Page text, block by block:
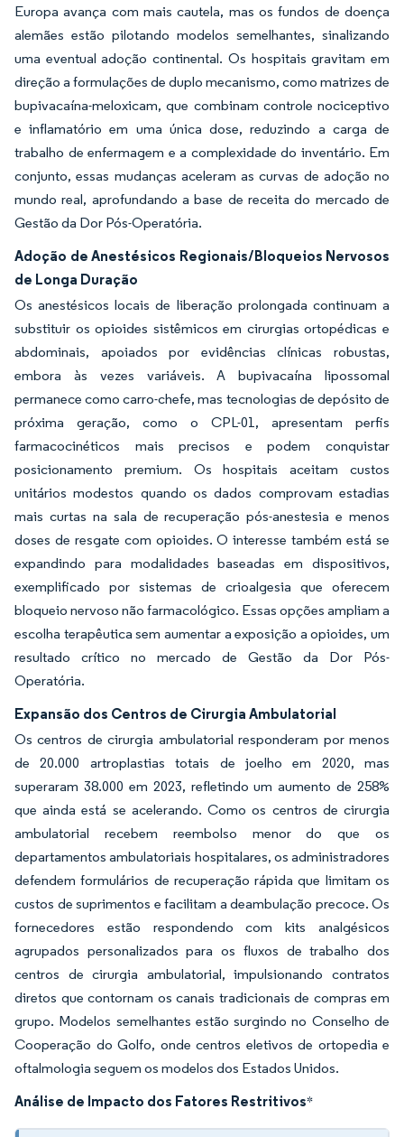
Europa avança com mais cautela, mas os fundos de doença
alemães estão pilotando modelos semelhantes, sinalizando
uma eventual adoção continental. Os hospitais gravitam em
direção a formulações de duplo mecanismo, como matrizes de
bupivacaína-meloxicam, que combinam controle nociceptivo
e inflamatório em uma única dose, reduzindo a carga de
trabalho de enfermagem e a complexidade do inventário. Em
conjunto, essas mudanças aceleram as curvas de adoção no
mundo real, aprofundando a base de receita do mercado de
Gestão da Dor Pós-Operatória.
Adoção de Anestésicos Regionais/Bloqueios Nervosos
de Longa Duração
Os anestésicos locais de liberação prolongada continuam a
substituir os opioides sistêmicos em cirurgias ortopédicas e
abdominais, apoiados por evidências clínicas robustas,
embora às vezes variáveis. A bupivacaína lipossomal
permanece como carro-chefe, mas tecnologias de depósito de
próxima geração, como o CPL-01, apresentam perfis
farmacocinéticos mais precisos e podem conquistar
posicionamento premium. Os hospitais aceitam custos
unitários modestos quando os dados comprovam estadias
mais curtas na sala de recuperação pós-anestesia e menos
doses de resgate com opioides. O interesse também está se
expandindo para modalidades baseadas em dispositivos,
exemplificado por sistemas de crioalgesia que oferecem
bloqueio nervoso não farmacológico. Essas opções ampliam a
escolha terapêutica sem aumentar a exposição a opioides, um
resultado crítico no mercado de Gestão da Dor Pós-
Operatória.
Expansão dos Centros de Cirurgia Ambulatorial
Os centros de cirurgia ambulatorial responderam por menos
de 20.000 artroplastias totais de joelho em 2020, mas
superaram 38.000 em 2023, refletindo um aumento de 258%
que ainda está se acelerando. Como os centros de cirurgia
ambulatorial recebem reembolso menor do que os
departamentos ambulatoriais hospitalares, os administradores
defendem formulários de recuperação rápida que limitam os
custos de suprimentos e facilitam a deambulação precoce. Os
fornecedores estão respondendo com kits analgésicos
agrupados personalizados para os fluxos de trabalho dos
centros de cirurgia ambulatorial, impulsionando contratos
diretos que contornam os canais tradicionais de compras em
grupo. Modelos semelhantes estão surgindo no Conselho de
Cooperação do Golfo, onde centros eletivos de ortopedia e
oftalmologia seguem os modelos dos Estados Unidos.
Análise de Impacto dos Fatores Restritivos*